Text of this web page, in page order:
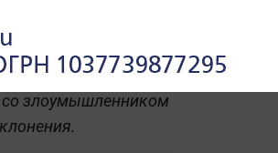
державшего
со злоумышленником